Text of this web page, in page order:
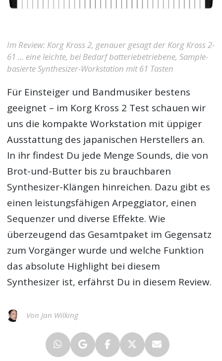
Im Review: Korg Kross 2, genauer gesagt der Korg Kross 2-
61 ... eine leichte, bei Bedarf batteriebetriebene, Sample-
basierte Synthesizer-Workstation mit 61 Tasten
Für Einsteiger und Bandmusiker bestens
geeignet – im Korg Kross 2 Test schauen wir
uns die kompakte Workstation mit üppiger
Ausstattung des japanischen Herstellers an.
In ihr findest Du jede Menge Sounds, die von
Brot-und-Butter bis zu brauchbaren
Synthesizer-Klängen hinreichen. Dazu gibt es
einen leistungsfähigen Arpeggiator, einen
Sequenzer und diverse Effekte. Wie
überzeugend das Gesamtpaket im Gegensatz
zum Vorgänger wurde und welche Funktion
das absolute Highlight bei diesem
Synthesizer ist, erfährst Du in diesem Review.
Von Jan Wilking